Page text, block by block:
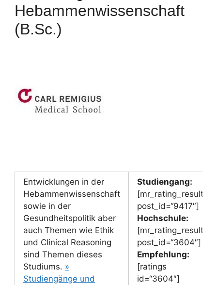
Hebammenwissenschaft
(B.Sc.)
Entwicklungen in der
Hebammenwissenschaft
sowie in der
Gesundheitspolitik aber
auch Themen wie Ethik
und Clinical Reasoning
sind Themen dieses
Studiums. »
Studiengänge und
Studiengang:
[mr_rating_result
post_id=“9417″]
Hochschule:
[mr_rating_result
post_id=“3604″]
Empfehlung:
[ratings
id=“3604″]